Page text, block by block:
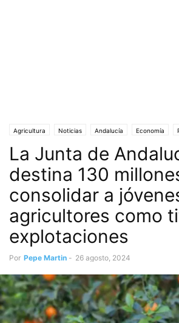
Agricultura Noticias Andalucía Economía
Ganadería Junta de Andalucía Juventud
La Junta de
destina 130
consolidar a
agricultores como
explotaciones
Por Pepe Martin - 26 agosto, 2024